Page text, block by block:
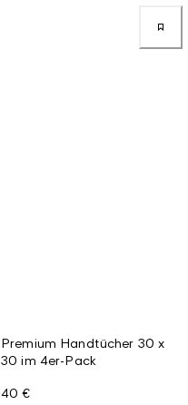
Premium Handtücher 30 x
30 im 4er-Pack
40 €